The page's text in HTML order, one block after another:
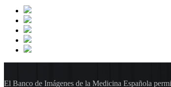
El Banco de Imágenes de la Medicina Española